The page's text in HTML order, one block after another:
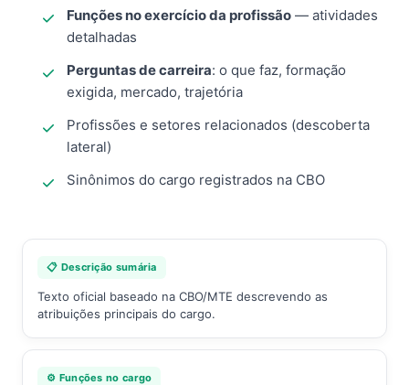
Funções no exercício da profissão — atividades
detalhadas
Perguntas de carreira: o que faz, formação
exigida, mercado, trajetória
Profissões e setores relacionados (descoberta
lateral)
Sinônimos do cargo registrados na CBO
📋 Descrição sumária
Texto oficial baseado na CBO/MTE descrevendo as
atribuições principais do cargo.
⚙️ Funções no cargo